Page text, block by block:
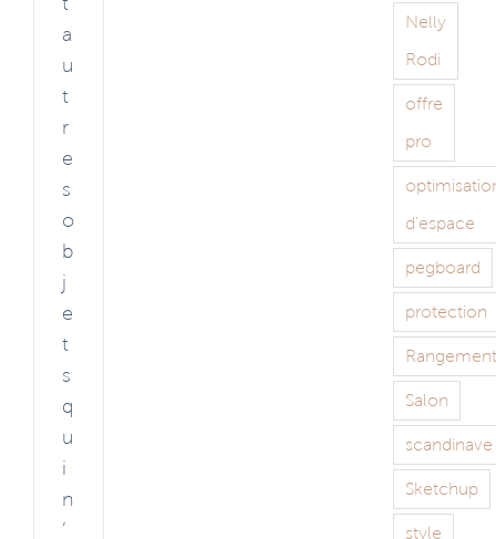
a
u
t
r
e
s
o
b
j
e
t
s
q
u
i
n
’
Nelly
Rodi
offre
pro
d'espace
pegboard
protection
Rangement
Salon
scandinave
Sketchup
style